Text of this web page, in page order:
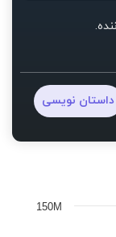
داستان نویسی
150M